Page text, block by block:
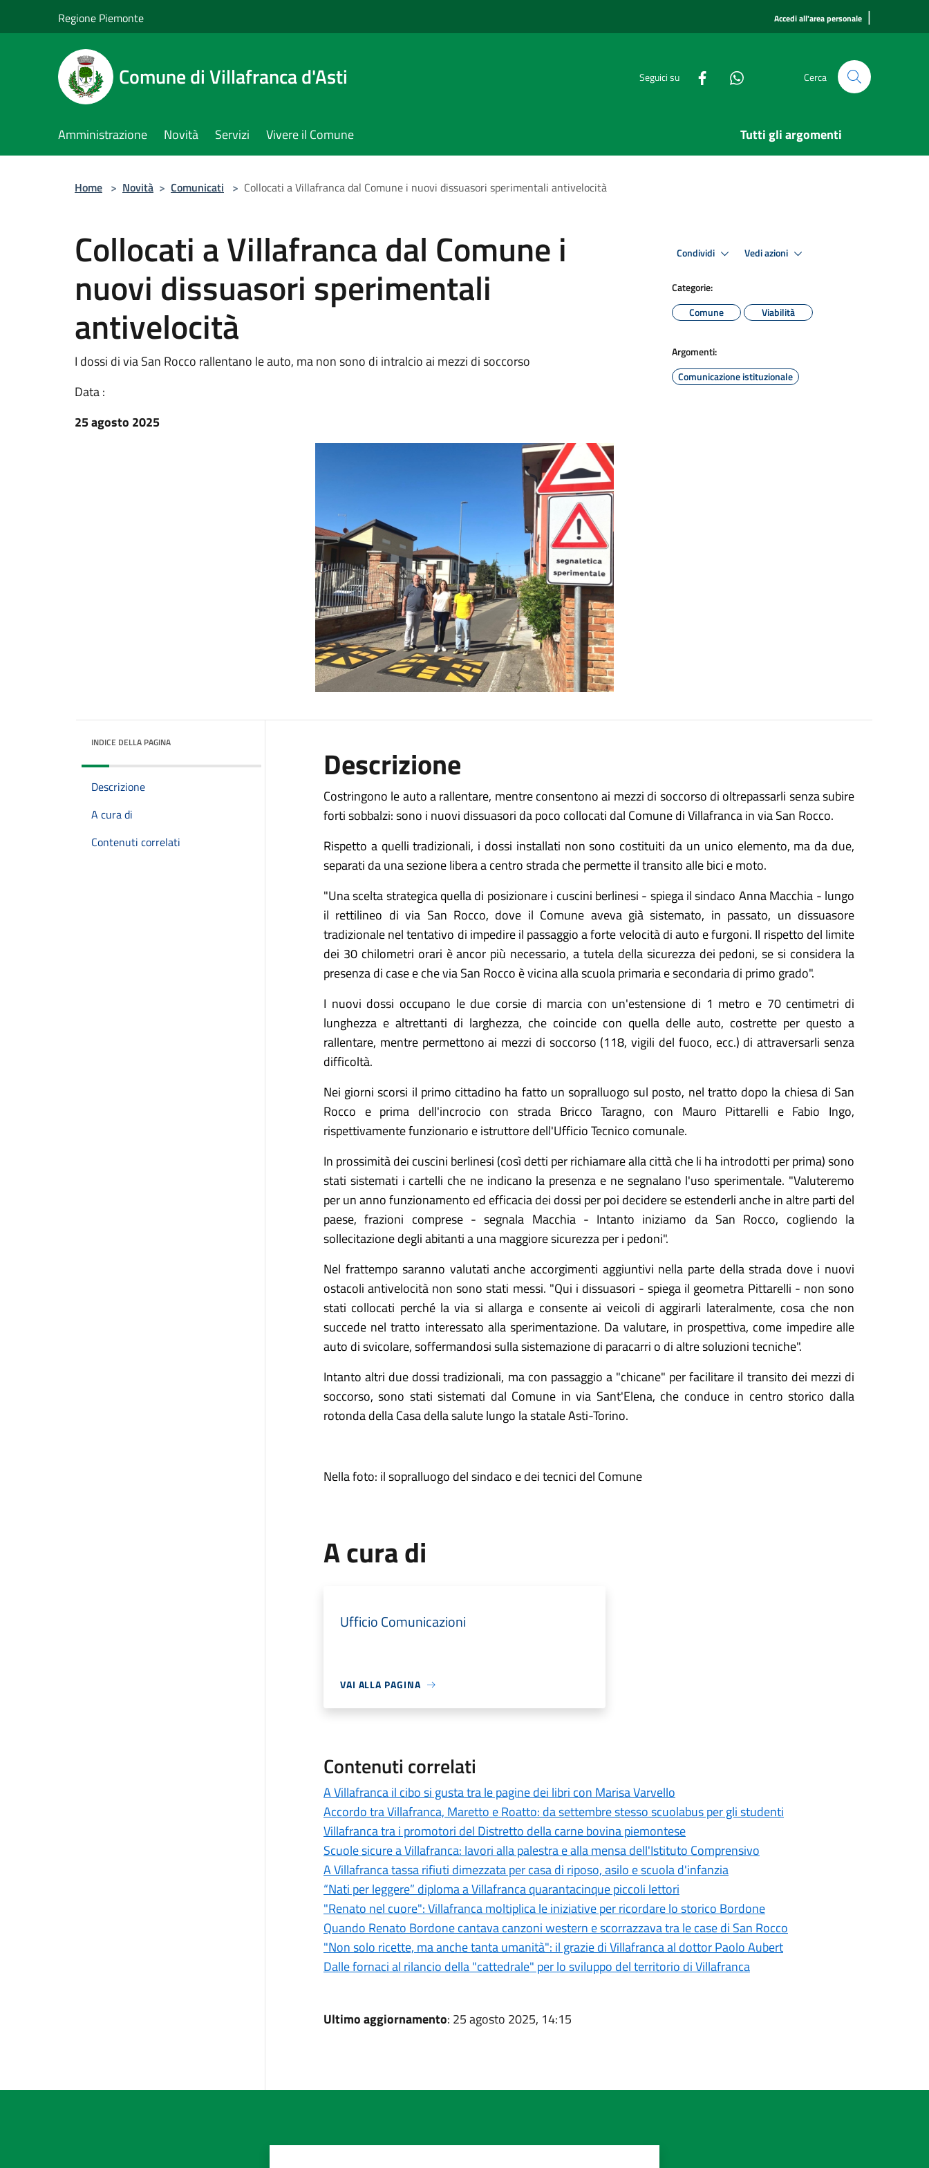
Regione Piemonte Accedi all'area personale |
Comune di Villafranca d'Asti Seguici su Cerca
Amministrazione Novità Servizi Vivere il Comune Tutti gli argomenti
Home > Novità > Comunicati > Collocati a Villafranca dal Comune i nuovi dissuasori sperimentali antivelocità
Collocati a Villafranca dal Comune i
nuovi dissuasori sperimentali
antivelocità
I dossi di via San Rocco rallentano le auto, ma non sono di intralcio ai mezzi di soccorso
Data :
25 agosto 2025
Condividi Vedi azioni
Categorie:
Comune
Viabilità
Argomenti:
Comunicazione istituzionale
INDICE DELLA PAGINA
Descrizione
A cura di
Contenuti correlati
Descrizione
Costringono le auto a rallentare, mentre consentono ai mezzi di soccorso di oltrepassarli senza subire
forti sobbalzi: sono i nuovi dissuasori da poco collocati dal Comune di Villafranca in via San Rocco.
Rispetto a quelli tradizionali, i dossi installati non sono costituiti da un unico elemento, ma da due,
separati da una sezione libera a centro strada che permette il transito alle bici e moto.
"Una scelta strategica quella di posizionare i cuscini berlinesi - spiega il sindaco Anna Macchia - lungo
il rettilineo di via San Rocco, dove il Comune aveva già sistemato, in passato, un dissuasore
tradizionale nel tentativo di impedire il passaggio a forte velocità di auto e furgoni. Il rispetto del limite
dei 30 chilometri orari è ancor più necessario, a tutela della sicurezza dei pedoni, se si considera la
presenza di case e che via San Rocco è vicina alla scuola primaria e secondaria di primo grado".
I nuovi dossi occupano le due corsie di marcia con un'estensione di 1 metro e 70 centimetri di
lunghezza e altrettanti di larghezza, che coincide con quella delle auto, costrette per questo a
rallentare, mentre permettono ai mezzi di soccorso (118, vigili del fuoco, ecc.) di attraversarli senza
difficoltà.
Nei giorni scorsi il primo cittadino ha fatto un sopralluogo sul posto, nel tratto dopo la chiesa di San
Rocco e prima dell'incrocio con strada Bricco Taragno, con Mauro Pittarelli e Fabio Ingo,
rispettivamente funzionario e istruttore dell'Ufficio Tecnico comunale.
In prossimità dei cuscini berlinesi (così detti per richiamare alla città che li ha introdotti per prima) sono
stati sistemati i cartelli che ne indicano la presenza e ne segnalano l'uso sperimentale. "Valuteremo
per un anno funzionamento ed efficacia dei dossi per poi decidere se estenderli anche in altre parti del
paese, frazioni comprese - segnala Macchia - Intanto iniziamo da San Rocco, cogliendo la
sollecitazione degli abitanti a una maggiore sicurezza per i pedoni".
Nel frattempo saranno valutati anche accorgimenti aggiuntivi nella parte della strada dove i nuovi
ostacoli antivelocità non sono stati messi. "Qui i dissuasori - spiega il geometra Pittarelli - non sono
stati collocati perché la via si allarga e consente ai veicoli di aggirarli lateralmente, cosa che non
succede nel tratto interessato alla sperimentazione. Da valutare, in prospettiva, come impedire alle
auto di svicolare, soffermandosi sulla sistemazione di paracarri o di altre soluzioni tecniche".
Intanto altri due dossi tradizionali, ma con passaggio a "chicane" per facilitare il transito dei mezzi di
soccorso, sono stati sistemati dal Comune in via Sant'Elena, che conduce in centro storico dalla
rotonda della Casa della salute lungo la statale Asti-Torino.
Nella foto: il sopralluogo del sindaco e dei tecnici del Comune
A cura di
Ufficio Comunicazioni
VAI ALLA PAGINA
Contenuti correlati
A Villafranca il cibo si gusta tra le pagine dei libri con Marisa Varvello
Accordo tra Villafranca, Maretto e Roatto: da settembre stesso scuolabus per gli studenti
Villafranca tra i promotori del Distretto della carne bovina piemontese
Scuole sicure a Villafranca: lavori alla palestra e alla mensa dell'Istituto Comprensivo
A Villafranca tassa rifiuti dimezzata per casa di riposo, asilo e scuola d'infanzia
“Nati per leggere” diploma a Villafranca quarantacinque piccoli lettori
"Renato nel cuore": Villafranca moltiplica le iniziative per ricordare lo storico Bordone
Quando Renato Bordone cantava canzoni western e scorrazzava tra le case di San Rocco
"Non solo ricette, ma anche tanta umanità": il grazie di Villafranca al dottor Paolo Aubert
Dalle fornaci al rilancio della "cattedrale" per lo sviluppo del territorio di Villafranca
Ultimo aggiornamento: 25 agosto 2025, 14:15